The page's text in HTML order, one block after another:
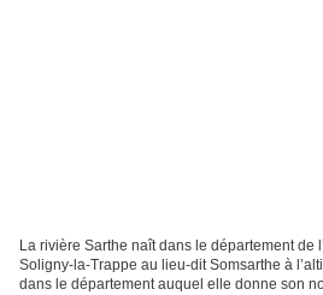
La rivière Sarthe naît dans le département de
Soligny-la-Trappe au lieu-dit Somsarthe à
dans le département auquel elle donne son